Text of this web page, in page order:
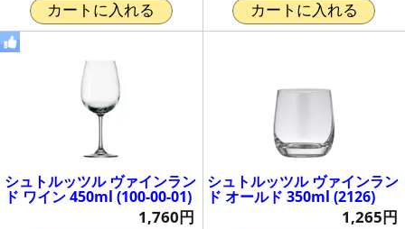
カートに入れる カートに入れる
シュトルッツル ヴァインラン
ド ワイン 450ml (100-00-01)
1,760円
シュトルッツル ヴァインラン
ド オールド 350ml (2126)
1,265円